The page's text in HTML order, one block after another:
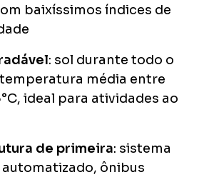
baixíssimos índices de
: sol durante todo o
média entre
ideal para atividades ao
de primeira: sistema
ônibus